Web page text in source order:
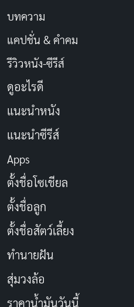
บทความ
แคปชั่น & คำคม
รีวิวหนัง-ซีรีส์
ดูอะไรดี
แนะนำหนัง
แนะนำซีรีส์
Apps
ตั้งชื่อโซเชียล
ตั้งชื่อลูก
ตั้งชื่อสัตว์เลี้ยง
ทำนายฝัน
สุ่มวงล้อ
ราคาน้ำมันวันนี้